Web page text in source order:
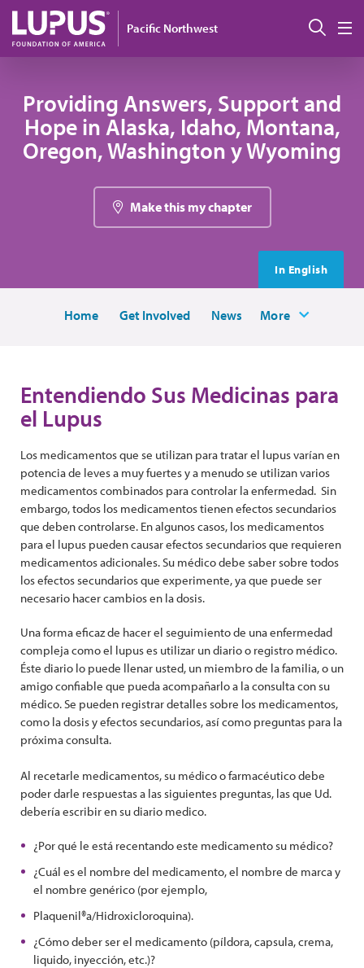
Pasar al contenido principal
Pacific Northwest
Providing Answers, Support and
Hope in Alaska, Idaho, Montana,
Oregon, Washington y Wyoming
Make this my chapter
In English
Home Get Involved News More
Entendiendo Sus Medicinas para
el Lupus
Los medicamentos que se utilizan para tratar el lupus varían en
potencia de leves a muy fuertes y a menudo se utilizan varios
medicamentos combinados para controlar la enfermedad. Sin
embargo, todos los medicamentos tienen efectos secundarios
que deben controlarse. En algunos casos, los medicamentos
para el lupus pueden causar efectos secundarios que requieren
medicamentos adicionales. Su médico debe saber sobre todos
los efectos secundarios que experimente, ya que puede ser
necesario hacer cambios en la dosis.
Una forma eficaz de hacer el seguimiento de una enfermedad
compleja como el lupus es utilizar un diario o registro médico.
Éste diario lo puede llenar usted, un miembro de la familia, o un
amigo confiable que pueda acompañarlo a la consulta con su
médico. Se pueden registrar detalles sobre los medicamentos,
como la dosis y efectos secundarios, así como preguntas para la
próxima consulta.
Al recetarle medicamentos, su médico o farmacéutico debe
poder darle respuestas a las siguientes preguntas, las que Ud.
debería escribir en su diario medico.
¿Por qué le está recentando este medicamento su médico?
¿Cuál es el nombre del medicamento, el nombre de marca y
el nombre genérico (por ejemplo,
Plaquenil®a/Hidroxicloroquina).
¿Cómo deber ser el medicamento (píldora, capsula, crema,
liquido, inyección, etc.)?